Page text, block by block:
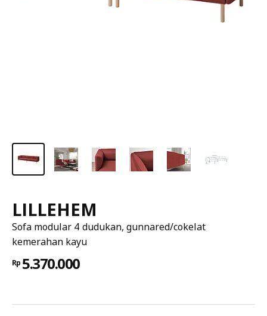
LILLEHEM
Sofa modular 4 dudukan, gunnared/cokelat
kemerahan kayu
Rp 5.370.000